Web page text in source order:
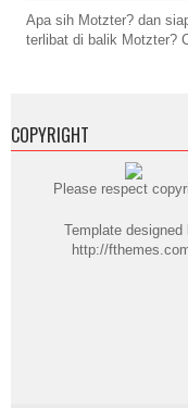
Apa sih Motzter? dan
terlibat di balik Motzter?
COPYRIGHT
Please respect
Template designed
http://